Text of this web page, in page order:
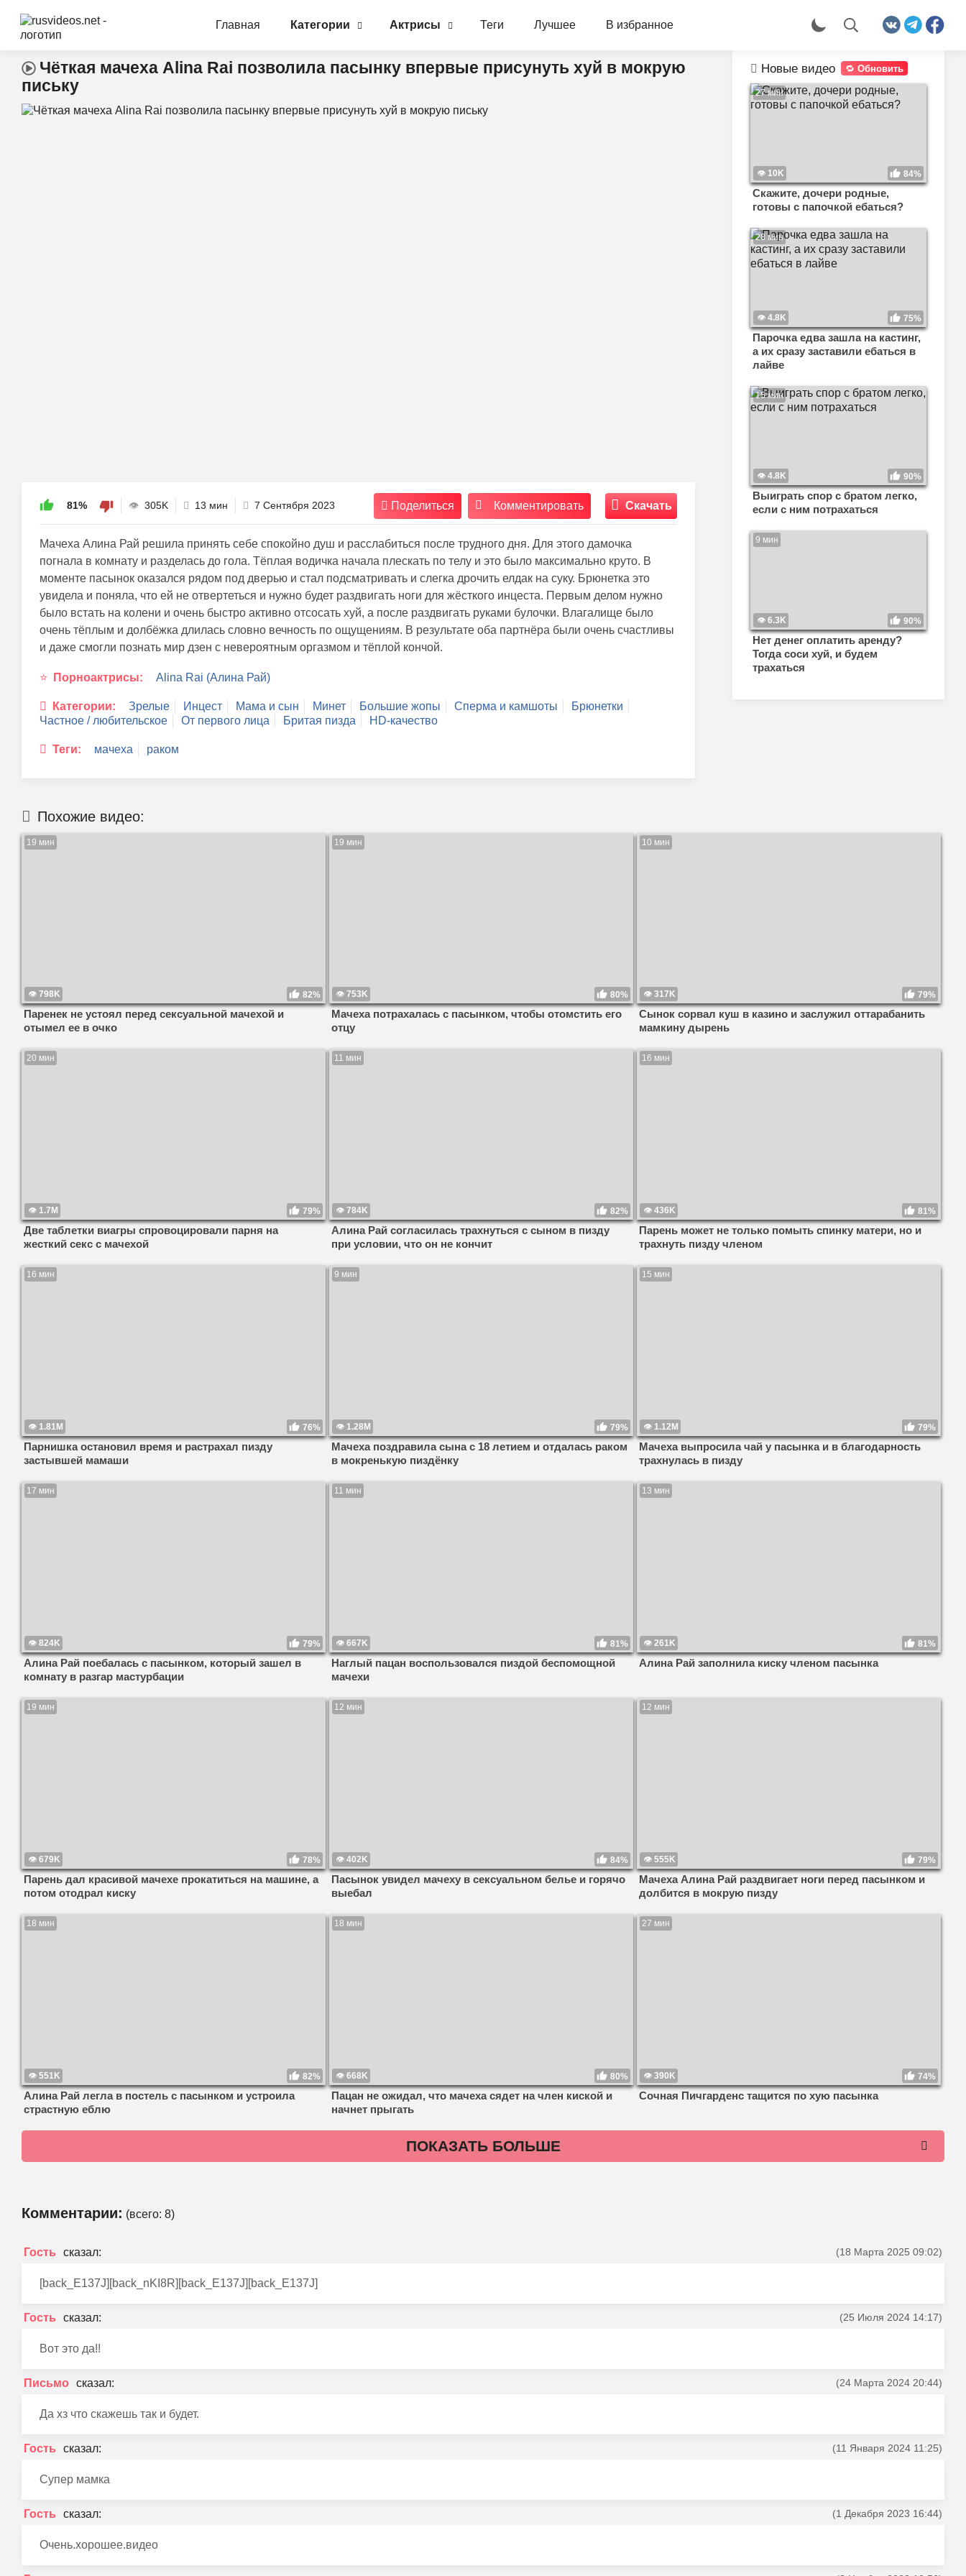
Главная Категории Актрисы Теги Лучшее В избранное
Чёткая мачеха Alina Rai позволила пасынку впервые присунуть хуй в мокрую
письку
81% 305K 13 мин 7 Сентября 2023 Поделиться Комментировать Скачать
Мачеха Алина Рай решила принять себе спокойно душ и расслабиться после трудного дня. Для этого дамочка
погнала в комнату и разделась до гола. Тёплая водичка начала плескать по телу и это было максимально круто. В
моменте пасынок оказался рядом под дверью и стал подсматривать и слегка дрочить елдак на суку. Брюнетка это
увидела и поняла, что ей не отвертеться и нужно будет раздвигать ноги для жёсткого инцеста. Первым делом нужно
было встать на колени и очень быстро активно отсосать хуй, а после раздвигать руками булочки. Влагалище было
очень тёплым и долбёжка длилась словно вечность по ощущениям. В результате оба партнёра были очень счастливы
и даже смогли познать мир дзен с невероятным оргазмом и тёплой кончой.
Порноактрисы: Alina Rai (Алина Рай)
Категории: Зрелые Инцест Мама и сын Минет Большие жопы Сперма и камшоты
Брюнетки
Частное / любительское
От первого лица Бритая пизда HD-качество
Теги: мачеха раком
Новые видео Обновить
27 мин
10K 84%
Скажите, дочери родные,
готовы с папочкой ебаться?
28 мин
4.8K 75%
Парочка едва зашла на кастинг,
а их сразу заставили ебаться в
лайве
15 мин
4.8K 90%
Выиграть спор с братом легко,
если с ним потрахаться
9 мин
6.3K 90%
Нет денег оплатить аренду?
Тогда соси хуй, и будем
трахаться
Похожие видео:
19 мин
798K 82%
Паренек не устоял перед сексуальной мачехой и
отымел ее в очко
19 мин
753K 80%
Мачеха потрахалась с пасынком, чтобы отомстить его
отцу
10 мин
317K 79%
Сынок сорвал куш в казино и заслужил оттарабанить
мамкину дырень
20 мин
1.7M 79%
Две таблетки виагры спровоцировали парня на
жесткий секс с мачехой
11 мин
784K 82%
Алина Рай согласилась трахнуться с сыном в пизду
при условии, что он не кончит
16 мин
436K 81%
Парень может не только помыть спинку матери, но и
трахнуть пизду членом
16 мин
1.81M 76%
Парнишка остановил время и растрахал пизду
застывшей мамаши
9 мин
1.28M 79%
Мачеха поздравила сына с 18 летием и отдалась раком
в мокренькую пиздёнку
15 мин
1.12M 79%
Мачеха выпросила чай у пасынка и в благодарность
трахнулась в пизду
17 мин
824K 79%
Алина Рай поебалась с пасынком, который зашел в
комнату в разгар мастурбации
11 мин
667K 81%
Наглый пацан воспользовался пиздой беспомощной
мачехи
13 мин
261K 81%
Алина Рай заполнила киску членом пасынка
19 мин
679K 78%
Парень дал красивой мачехе прокатиться на машине, а
потом отодрал киску
12 мин
402K 84%
Пасынок увидел мачеху в сексуальном белье и горячо
выебал
12 мин
555K 79%
Мачеха Алина Рай раздвигает ноги перед пасынком и
долбится в мокрую пизду
18 мин
551K 82%
Алина Рай легла в постель с пасынком и устроила
страстную еблю
18 мин
668K 80%
Пацан не ожидал, что мачеха сядет на член киской и
начнет прыгать
27 мин
390K 74%
Сочная Пичгарденс тащится по хую пасынка
ПОКАЗАТЬ БОЛЬШЕ
Комментарии: (всего: 8)
Гость (18 Марта 2025 09:02)
[back_E137J][back_nKI8R][back_E137J][back_E137J]
Гость (25 Июля 2024 14:17)
Вот это да!!
Письмо (24 Марта 2024 20:44)
Да хз что скажешь так и будет.
Гость (11 Января 2024 11:25)
Супер мамка
Гость (1 Декабря 2023 16:44)
Очень.хорошее.видео